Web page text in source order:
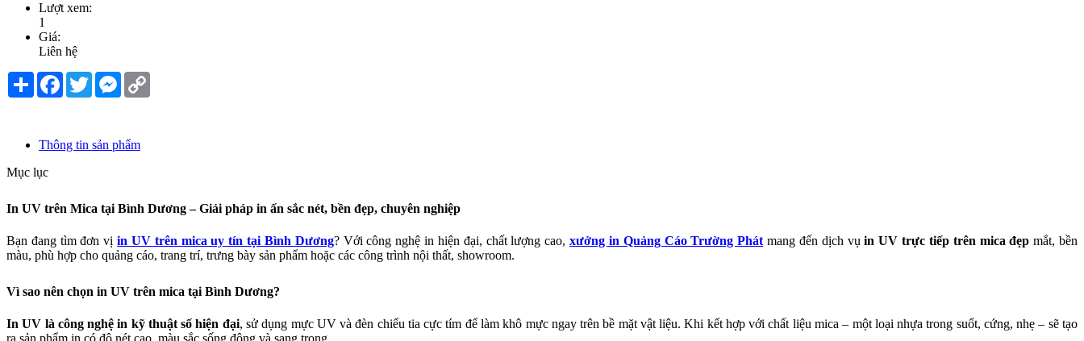
Lượt xem:
1
Giá:
Liên hệ
Share Facebook
TwitterMessenger
Thông tin sản phẩm
Mục lục
In UV trên Mica tại Bình Dương – Giải pháp in ấn sắc nét, bền đẹp, chuyên nghiệp
Bạn đang tìm đơn vịin UV trên mica uy tín tại Bình Dương? Với công nghệ in hiện đại, chất lượng cao,xưởng in Quảng Cáo Trường Phát mang đến dịch vụin UV trực tiếp trên mica đẹp mắt, bền
màu, phù hợp cho quảng cáo, trang trí, trưng bày sản phẩm hoặc các công trình nội thất, showroom.
Vì sao nên chọn in UV trên mica tại Bình Dương?
In UV là công nghệ in kỹ thuật số hiện đại, sử dụng mực UV và đèn chiếu tia cực tím để làm khô mực ngay trên bề mặt vật liệu. Khi kết hợp với chất liệu mica – một loại nhựa trong suốt, cứng, nhẹ – sẽ tạo
ra sản phẩm in có độ nét cao, màu sắc sống động và sang trọng.